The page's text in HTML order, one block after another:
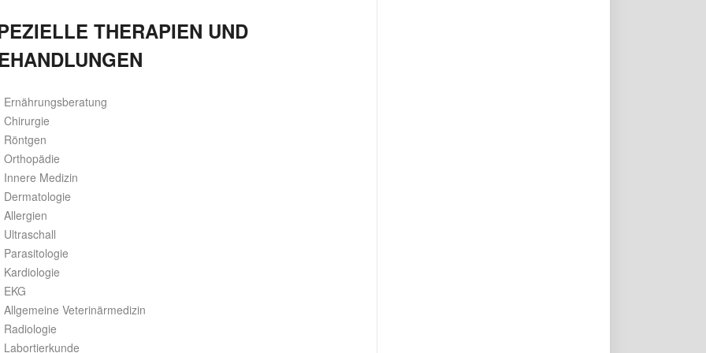
THERAPIEN UND
Ernährungsberatung
Chirurgie
Röntgen
Orthopädie
Innere Medizin
Dermatologie
Allergien
Ultraschall
Parasitologie
Kardiologie
EKG
Allgemeine Veterinärmedizin
Radiologie
Labortierkunde